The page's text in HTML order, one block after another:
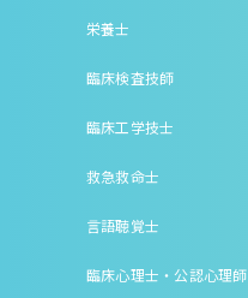
栄養士
臨床検査技師
臨床工学技士
救急救命士
言語聴覚士
臨床心理士・公認心理師